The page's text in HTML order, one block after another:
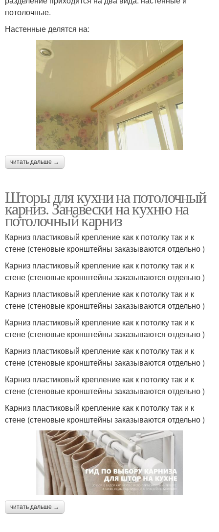
потолочные.
Настенные делятся на:
читать дальше →
Шторы для кухни на потолочный
карниз. Занавески на кухню на
потолочный карниз
Карниз пластиковый крепление как к потолку так и к
стене (стеновые кронштейны заказываются отдельно )
Карниз пластиковый крепление как к потолку так и к
стене (стеновые кронштейны заказываются отдельно )
Карниз пластиковый крепление как к потолку так и к
стене (стеновые кронштейны заказываются отдельно )
Карниз пластиковый крепление как к потолку так и к
стене (стеновые кронштейны заказываются отдельно )
Карниз пластиковый крепление как к потолку так и к
стене (стеновые кронштейны заказываются отдельно )
Карниз пластиковый крепление как к потолку так и к
стене (стеновые кронштейны заказываются отдельно )
Карниз пластиковый крепление как к потолку так и к
стене (стеновые кронштейны заказываются отдельно )
читать дальше →